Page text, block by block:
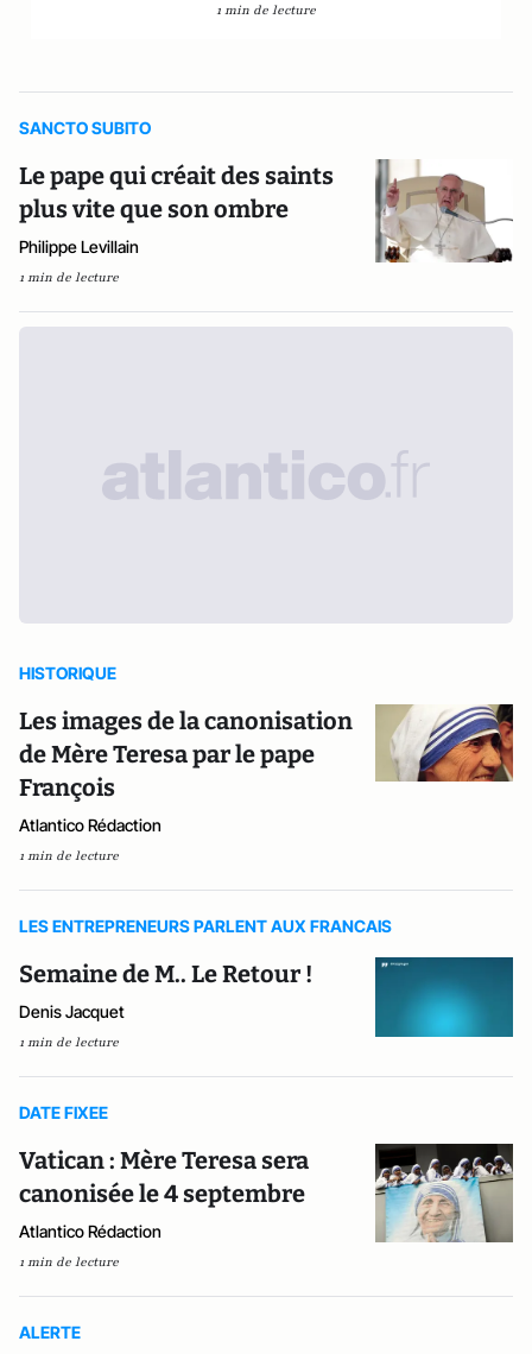
1 min de lecture
SANCTO SUBITO
Le pape qui créait des saints
plus vite que son ombre
Philippe Levillain
1 min de lecture
HISTORIQUE
Les images de la canonisation
de Mère Teresa par le pape
François
Atlantico Rédaction
1 min de lecture
LES ENTREPRENEURS PARLENT AUX FRANCAIS
Semaine de M.. Le Retour !
Denis Jacquet
1 min de lecture
DATE FIXEE
Vatican : Mère Teresa sera
canonisée le 4 septembre
Atlantico Rédaction
1 min de lecture
ALERTE